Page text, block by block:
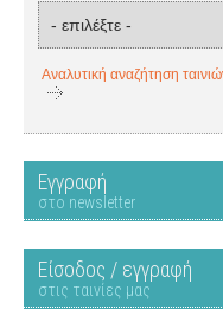
Αναλυτική αναζήτηση
Εγγραφή
στο newsletter
Είσοδος / εγγραφή
στις ταινίες μας